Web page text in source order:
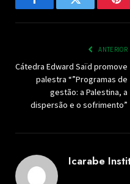
FacebookTwitter
ANTERIOR
Cátedra Edward Saïd promove
palestra “”Programas de
gestão: a Palestina, a
dispersão e o sofrimento”
Icarabe